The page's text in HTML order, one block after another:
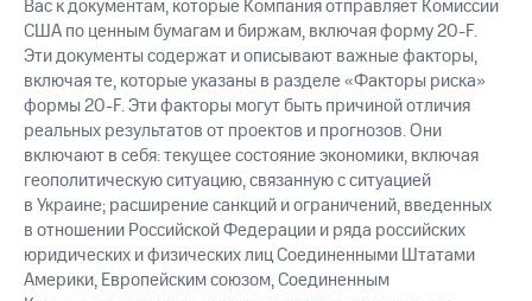
Вас к документам, которые Компания отправляет Комиссии
США по ценным бумагам и биржам, включая форму20-F.
Эти документы содержат и описывают важные факторы,
включая те, которые указаны в разделе «Факторы риска»
формы20-F. Эти факторы могут быть причиной отличия
реальных результатов от проектов и прогнозов. Они
включают в себя: текущее состояние экономики, включая
геополитическую ситуацию, связанную с ситуацией
в Украине; расширение санкций и ограничений, введенных
в отношении Российской Федерации и ряда российских
юридических и физических лиц Соединенными Штатами
Америки, Европейским союзом, Соединенным